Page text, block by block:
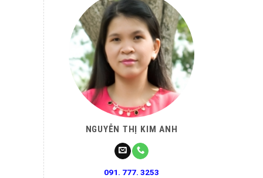
NGUYỄN THỊ KIM ANH
091. 777. 3253